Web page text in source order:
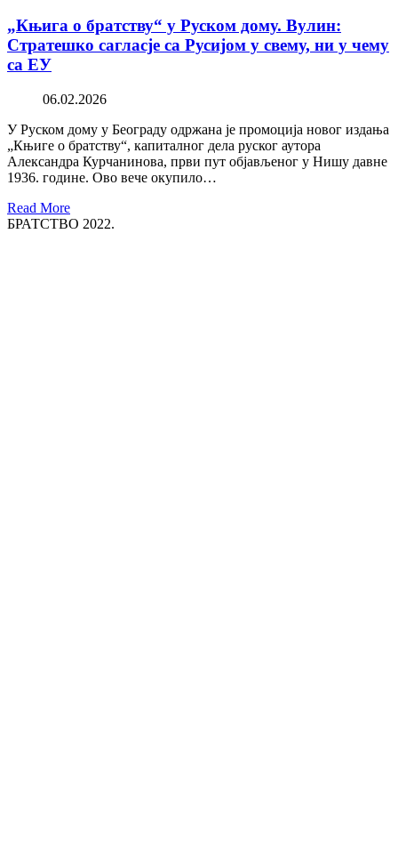
„Књига о братству“ у Руском дому. Вулин:
Стратешко сагласје са Русијом у свему, ни у чему
са ЕУ
06.02.2026
У Руском дому у Београду одржана је промоција новог издања
„Књиге о братству“, капиталног дела руског аутора
Александра Курчанинова, први пут објављеног у Нишу давне
1936. године. Ово вече окупило…
Read More
БРАТСТВО 2022.